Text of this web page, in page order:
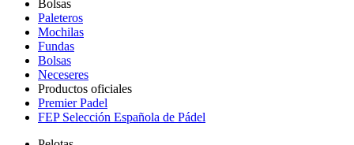
Bolsas
Paleteros
Mochilas
Fundas
Bolsas
Neceseres
Productos oficiales
Premier Padel
FEP Selección Española de Pádel